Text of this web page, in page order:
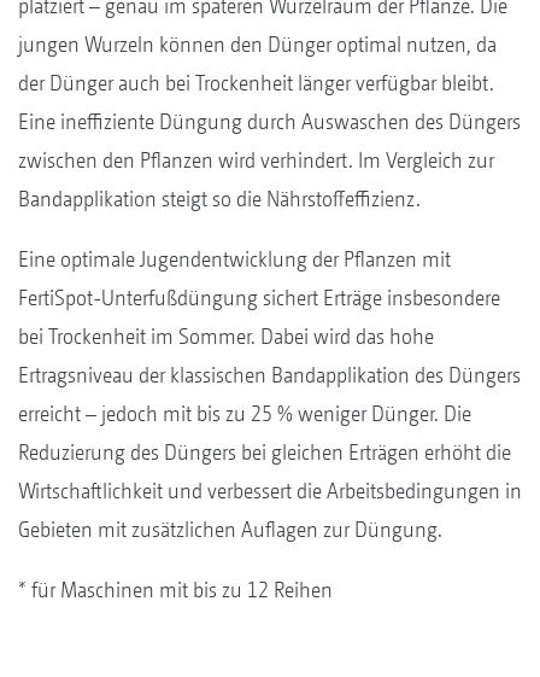
platziert – genau im späteren Wurzelraum der Pflanze. Die
jungen Wurzeln können den Dünger optimal nutzen, da
der Dünger auch bei Trockenheit länger verfügbar bleibt.
Eine ineffiziente Düngung durch Auswaschen des Düngers
zwischen den Pflanzen wird verhindert. Im Vergleich zur
Bandapplikation steigt so die Nährstoffeffizienz.
Eine optimale Jugendentwicklung der Pflanzen mit
FertiSpot-Unterfußdüngung sichert Erträge insbesondere
bei Trockenheit im Sommer. Dabei wird das hohe
Ertragsniveau der klassischen Bandapplikation des Düngers
erreicht – jedoch mit bis zu 25 % weniger Dünger. Die
Reduzierung des Düngers bei gleichen Erträgen erhöht die
Wirtschaftlichkeit und verbessert die Arbeitsbedingungen in
Gebieten mit zusätzlichen Auflagen zur Düngung.
* für Maschinen mit bis zu 12 Reihen